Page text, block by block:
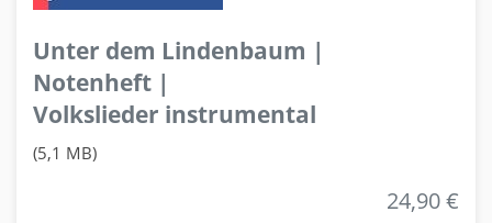
Unter dem Lindenbaum |
Notenheft |
Volkslieder instrumental
(5,1 MB)
24,90 €